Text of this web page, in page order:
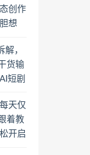
创作
想
解，
货输
短剧
天仅
着教
开启